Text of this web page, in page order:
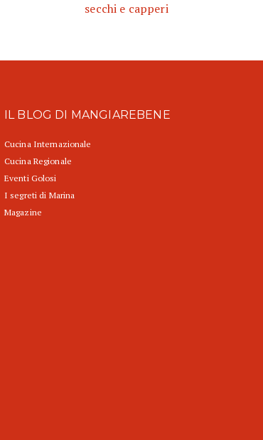
secchi e capperi
IL BLOG DI MANGIAREBENE
Cucina Internazionale
Cucina Regionale
Eventi Golosi
I segreti di Marina
Magazine